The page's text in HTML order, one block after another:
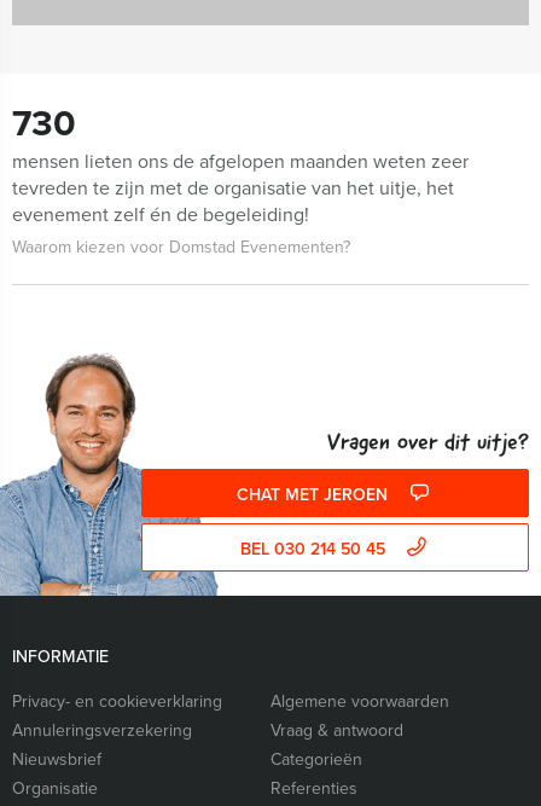
730
mensen lieten ons de afgelopen maanden weten zeer
tevreden te zijn met de organisatie van het uitje, het
evenement zelf én de begeleiding!
Waarom kiezen voor Domstad Evenementen?
Vragen over dit uitje?
CHAT MET JEROEN
BEL 030 214 50 45
INFORMATIE
Privacy- en cookieverklaring
Algemene voorwaarden
Annuleringsverzekering
Vraag & antwoord
Nieuwsbrief
Categorieën
Organisatie
Referenties